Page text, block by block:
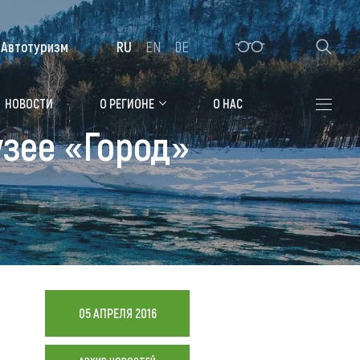
Алтайская зимовка
Где остановиться
Санатории
Гостиницы, отели
Коттеджи, базы
Мотели, придорожные отели
НОВОСТИ О РЕГИОНЕ О НАС
Автотуризм RU EN DE
«Город»
05 АПРЕЛЯ 2016